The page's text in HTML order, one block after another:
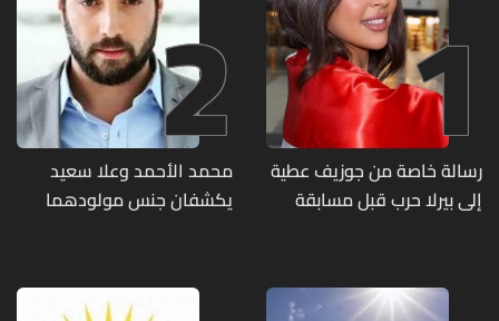
1
رسالة خاصة من جوزيف عطية
إلى بيرلا حرب قبل مسابقة
2
محمد الأحمد وعلا سعيد
يكشفان جنس مولودهما